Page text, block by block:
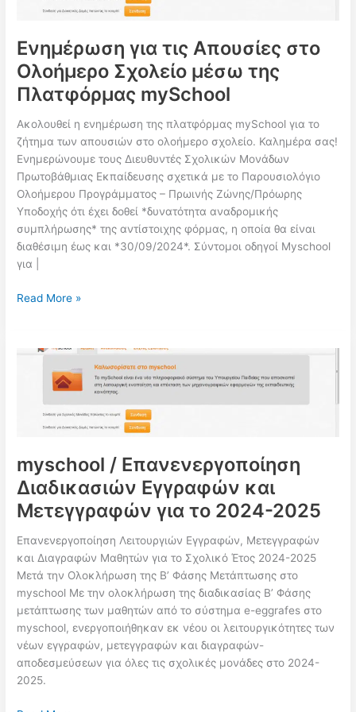
Εξαμήνου
του
Επιδόματος
Α21
το
2023
Ενημέρωση για τις Απουσίες στο
Ολοήμερο Σχολείο μέσω της
Πλατφόρμας mySchool
Ακολουθεί η ενημέρωση της πλατφόρμας mySchool για το
ζήτημα των απουσιών στο ολοήμερο σχολείο. Καλημέρα σας!
Ενημερώνουμε τους Διευθυντές Σχολικών Μονάδων
Πρωτοβάθμιας Εκπαίδευσης σχετικά με το Παρουσιολόγιο
Ολοήμερου Προγράμματος – Πρωινής Ζώνης/Πρόωρης
Υποδοχής ότι έχει δοθεί *δυνατότητα αναδρομικής
συμπλήρωσης* της αντίστοιχης φόρμας, η οποία θα είναι
διαθέσιμη έως και *30/09/2024*. Σύντομοι οδηγοί Myschool
για |
Ενημέρωση
Απουσίες
Ολοήμερο
Σχολείο
μέσω
Πλατφόρμας
mySchool
Read More »
myschool / Επανενεργοποίηση
Διαδικασιών Εγγραφών και
Μετεγγραφών για το 2024-2025
Επανενεργοποίηση Λειτουργιών Εγγραφών, Μετεγγραφών
και Διαγραφών Μαθητών για το Σχολικό Έτος 2024-2025
Μετά την Ολοκλήρωση της Β’ Φάσης Μετάπτωσης στο
myschool Με την ολοκλήρωση της διαδικασίας Β’ Φάσης
μετάπτωσης των μαθητών από το σύστημα e-eggrafes στο
myschool, ενεργοποιήθηκαν εκ νέου οι λειτουργικότητες των
νέων εγγραφών, μετεγγραφών και διαγραφών-
αποδεσμεύσεων για όλες τις σχολικές μονάδες στο 2024-
2025.